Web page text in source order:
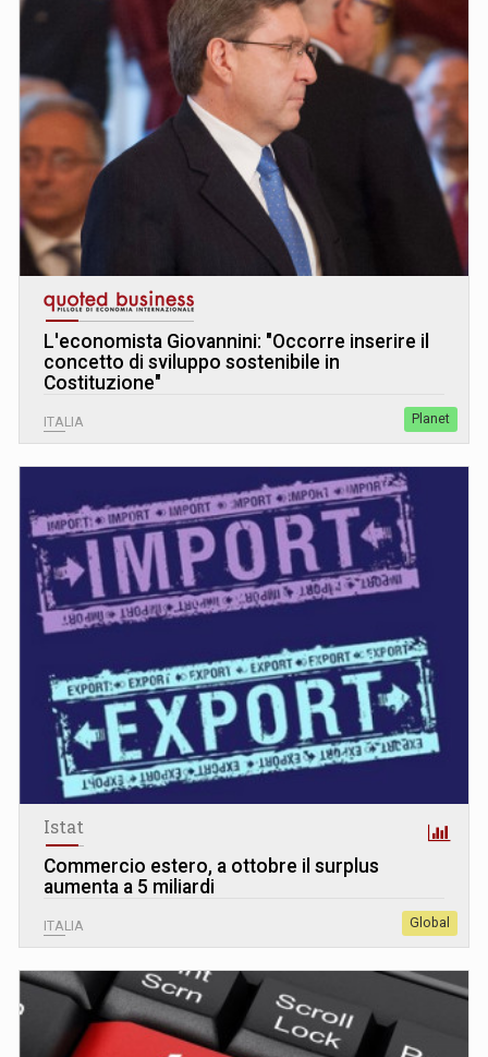
L'economista Giovannini: "Occorre inserire il
concetto di sviluppo sostenibile in
Costituzione"
ITALIA Planet
Istat
Commercio estero, a ottobre il surplus
aumenta a 5 miliardi
ITALIA Global